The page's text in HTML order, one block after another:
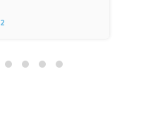
2